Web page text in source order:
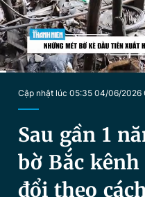
Chuyên mục khác
Chào ngày mới
Video
Sản phẩm khác
Tin đã xem
Đăng xuất
Cập nhật lúc 05:35 04/06/2026
Sau gần 1
bờ Bắc
đổi theo